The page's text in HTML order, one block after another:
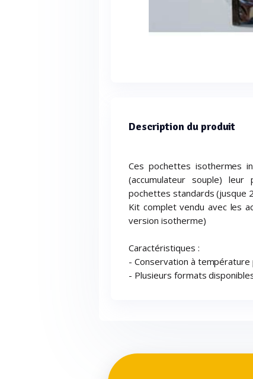
Description du produit
Ces pochettes isothermes
(accumulateur souple)
pochettes standards (jusque
Kit complet vendu avec les
version isotherme)
Caractéristiques :
- Conservation à température
- Plusieurs formats